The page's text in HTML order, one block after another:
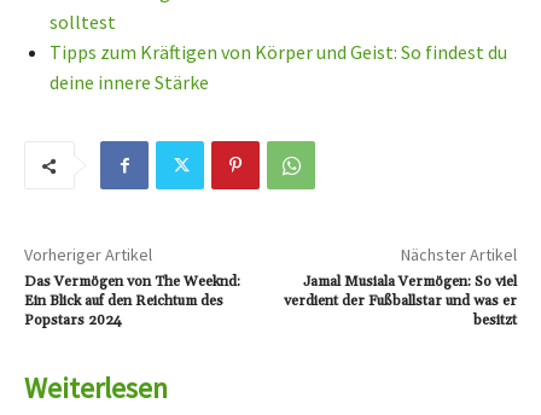
solltest
Tipps zum Kräftigen von Körper und Geist: So findest du
deine innere Stärke
Vorheriger Artikel
Das Vermögen von The Weeknd:
Ein Blick auf den Reichtum des
Popstars 2024
Nächster Artikel
Jamal Musiala Vermögen: So viel
verdient der Fußballstar und was er
besitzt
Weiterlesen